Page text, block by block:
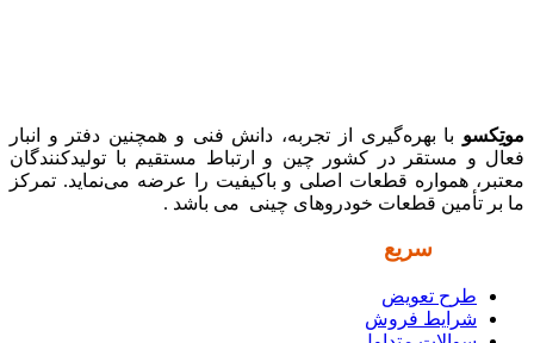
موتِکسو با بهره‌گیری از تجربه، دانش فنی و همچنین دفتر و انبار
فعال و مستقر در کشور چین و ارتباط مستقیم با تولیدکنندگان
معتبر، همواره قطعات اصلی و باکیفیت را عرضه می‌نماید. تمرکز
ما بر تأمین قطعات خودروهای چینی می باشد .
سریع
طرح تعویض
شرایط فروش